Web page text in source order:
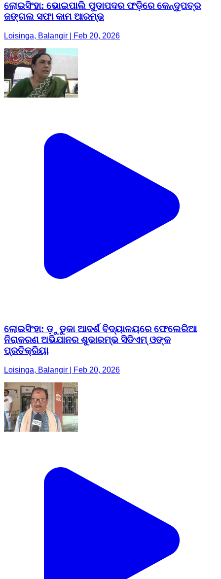
ଲୋଇସିଂହା: ଭୋଇପାଲି ପୁଡାପଦର ଫଡ଼ିରେ କେନ୍ଦୁପତ୍ର
ଜଙ୍ଗଲ ସଫା କାମ ଆରମ୍ଭ
Loisinga, Balangir | Feb 20, 2026
ଲୋଇସିଂହା: ଡ଼ୁଡୁକା ଆଦର୍ଶ ବିଦ୍ୟାଳୟରେ ଫେଲେରିଆ
ନିରାକରଣ ଅଭିଯାନର ଶୁଭାରମ୍ଭ ସିଡିଏମ୍ ଓଙ୍କ
ପ୍ରତିକ୍ରିୟା
Loisinga, Balangir | Feb 20, 2026